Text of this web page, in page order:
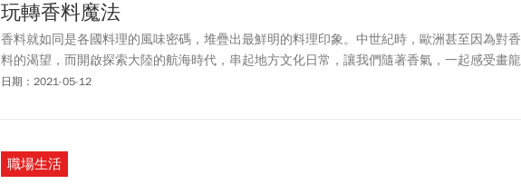
玩轉香料魔法
香料就如同是各國料理的風味密碼，堆疊出最鮮明的料理印象。中世紀時，歐洲甚至因為對香
料的渴望，而開啟探索大陸的航海時代，串起地方文化日常，讓我們隨著香氣，一起感受畫龍
點睛的香料魔法吧！
日期：2021-05-12
職場生活